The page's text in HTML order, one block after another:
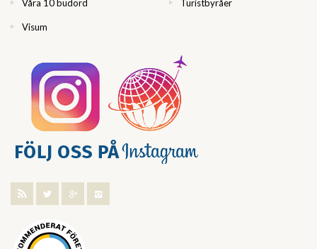
Våra 10 budord Turistbyråer
Visum